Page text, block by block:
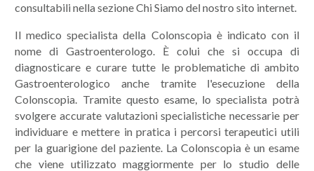
consultabili nella sezione Chi Siamo del nostro sito internet.
Il medico specialista della Colonscopia è indicato con il
nome di Gastroenterologo. È colui che si occupa di
diagnosticare e curare tutte le problematiche di ambito
Gastroenterologico anche tramite l'esecuzione della
Colonscopia. Tramite questo esame, lo specialista potrà
svolgere accurate valutazioni specialistiche necessarie per
individuare e mettere in pratica i percorsi terapeutici utili
per la guarigione del paziente. La Colonscopia è un esame
che viene utilizzato maggiormente per lo studio delle